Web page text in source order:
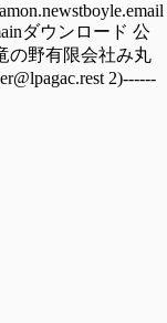
ダウンロード 公
の野有限会社み丸
2)------